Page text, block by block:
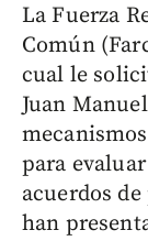
La Fuerza
Común
cual le
Juan
para
acuerdos
han